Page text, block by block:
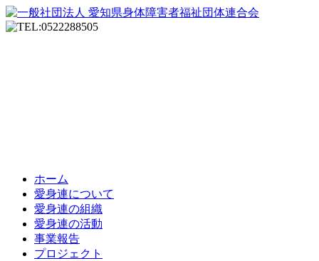
ホーム
愛身連について
愛身連の組織
愛身連の活動
事業報告
プロジェクト